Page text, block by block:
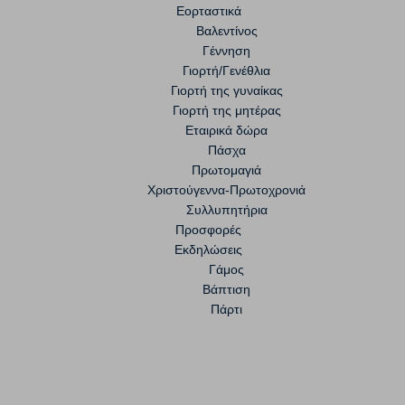
Εορταστικά
Βαλεντίνος
Γέννηση
Γιορτή/Γενέθλια
Γιορτή της γυναίκας
Γιορτή της μητέρας
Εταιρικά δώρα
Πάσχα
Πρωτομαγιά
Χριστούγεννα-Πρωτοχρονιά
Συλλυπητήρια
Προσφορές
Εκδηλώσεις
Γάμος
Βάπτιση
Πάρτι